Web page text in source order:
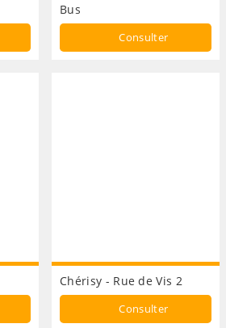
Bus
Consulter
Chérisy - Rue de Vis 2
Consulter